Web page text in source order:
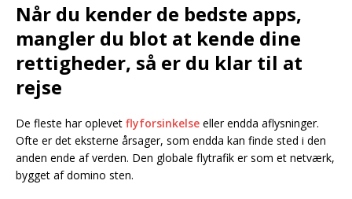
Når du kender de bedste apps,
mangler du blot at kende dine
rettigheder, så er du klar til at
rejse
De fleste har oplevet flyforsinkelse eller endda aflysninger.
Ofte er det eksterne årsager, som endda kan finde sted i den
anden ende af verden. Den globale flytrafik er som et netværk,
bygget af domino sten.